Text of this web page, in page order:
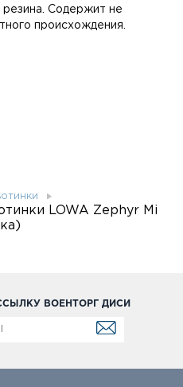
Содержит не
происхождения.
LOWA Zephyr Mi
ВОЕНТОРГ ДИСИ